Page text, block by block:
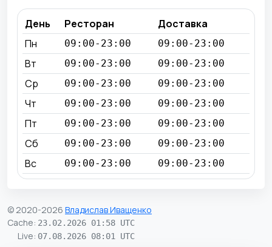
День Ресторан
Доставка
Пн
09:00-23:00 09:00-23:00
Вт 09:00-23:00 09:00-23:00
Ср 09:00-23:00 09:00-23:00
Чт 09:00-23:00 09:00-23:00
Пт 09:00-23:00 09:00-23:00
Сб 09:00-23:00 09:00-23:00
Вс 09:00-23:00 09:00-23:00
© 2020-2026 Владислав Иващенко
Cache: 23.02.2026 01:58 UTC
Live: 07.08.2026 08:01 UTC